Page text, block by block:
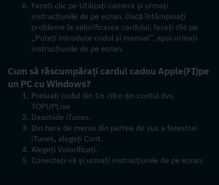
Faceți clic pe Utilizați camera și urmați
instrucțiunile de pe ecran. Dacă întâmpinați
probleme la valorificarea cardului, faceți clic pe
„Puteți introduce codul și manual”, apoi urmați
instrucțiunile de pe ecran.
Cum să răscumpărați cardul cadou Apple(FI)pe
un PC cu Windows?
Preluați codul din 16 cifre din contul dvs.
TOPUPLive
Deschide iTunes.
Din bara de meniu din partea de sus a ferestrei
iTunes, alegeți Cont.
Alegeți Valorificați.
Conectați-vă și urmați instrucțiunile de pe ecran.